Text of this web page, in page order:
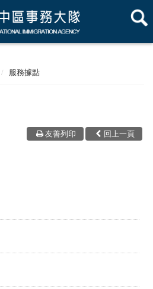
服務據點
回上一頁
友善列印